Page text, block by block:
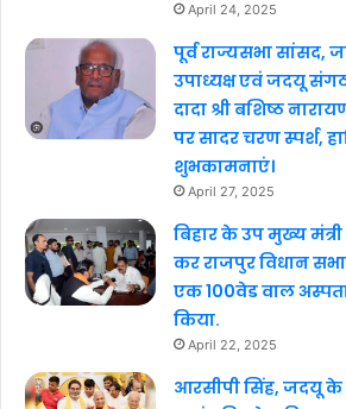
April 24, 2025
पूर्व राज्यसभा सांसद,
उपाध्यक्ष एवं जदयू
दादा श्री बशिष्ठ
पर सादर चरण स्पर्श,
शुभकामनाएं।
April 27, 2025
बिहार के उप मुख्य
कर राजपुर विधान
एक 100वेड वाल
किया.
April 22, 2025
आरसीपी सिंह, जदयू के